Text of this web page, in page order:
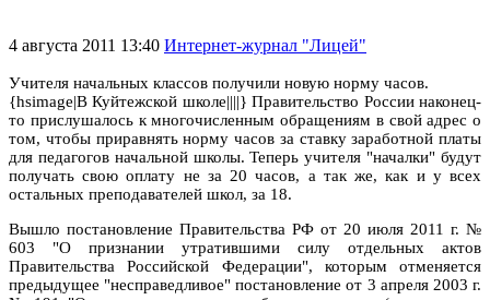
4 августа 2011 13:40 Интернет-журнал "Лицей"
Учителя начальных классов получили новую норму часов.
{hsimage|В Куйтежской школе||||} Правительство России наконец-
то прислушалось к многочисленным обращениям в свой адрес о
том, чтобы приравнять норму часов за ставку заработной платы
для педагогов начальной школы. Теперь учителя "началки" будут
получать свою оплату не за 20 часов, а так же, как и у всех
остальных преподавателей школ, за 18.
Вышло постановление Правительства РФ от 20 июля 2011 г. №
603 "О признании утратившими силу отдельных актов
Правительства Российской Федерации", которым отменяется
предыдущее "несправедливое" постановление от 3 апреля 2003 г.